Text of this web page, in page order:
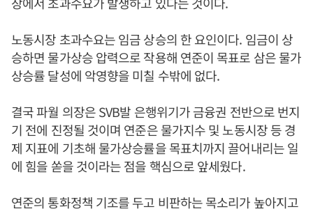
노동시장 초과수요는 임금 상승의 한 요인이다. 임금이 상
승하면 물가상승 압력으로 작용해 연준이 목표로 삼은 물가
상승률 달성에 악영향을 미칠 수밖에 없다.
결국 파월 의장은 SVB발 은행위기가 금융권 전반으로 번지
기 전에 진정될 것이며 연준은 물가지수 및 노동시장 등 경
제 지표에 기초해 물가상승률을 목표치까지 끌어내리는 일
에 힘을 쏟을 것이라는 점을 핵심으로 앞세웠다.
연준의 통화정책 기조를 두고 비판하는 목소리가 높아지고